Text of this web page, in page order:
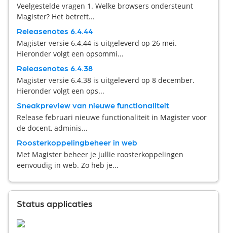
Veelgestelde vragen 1. Welke browsers ondersteunt
Magister? Het betreft...
Releasenotes 6.4.44
Magister versie 6.4.44 is uitgeleverd op 26 mei.
Hieronder volgt een opsommi...
Releasenotes 6.4.38
Magister versie 6.4.38 is uitgeleverd op 8 december.
Hieronder volgt een ops...
Sneakpreview van nieuwe functionaliteit
Release februari nieuwe functionaliteit in Magister voor
de docent, adminis...
Roosterkoppelingbeheer in web
Met Magister beheer je jullie roosterkoppelingen
eenvoudig in web. Zo heb je...
Status applicaties